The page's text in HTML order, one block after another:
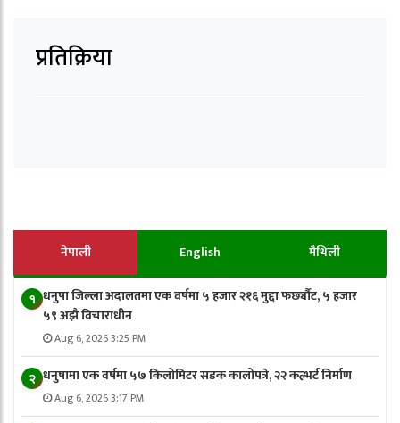
प्रतिक्रिया
नेपाली English मैथिली
१ धनुषा जिल्ला अदालतमा एक वर्षमा ५ हजार २१६ मुद्दा फर्छ्यौट, ५ हजार
५९ अझै विचाराधीन
Aug 6, 2026 3:25 PM
२ धनुषामा एक वर्षमा ५७ किलोमिटर सडक कालोपत्रे, २२ कल्भर्ट निर्माण
Aug 6, 2026 3:17 PM